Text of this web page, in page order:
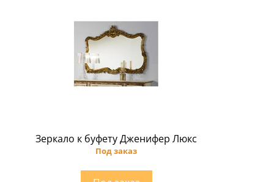
Зеркало к буфету Дженифер Люкс
Под заказ